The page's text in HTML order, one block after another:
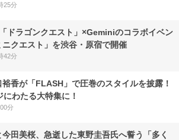
25分
ドラゴンクエスト」×Geminiのコラボイベン
ニクエスト」を渋谷・原宿で開催
42分
香が「FLASH」で圧巻のスタイルを披露！
わたる大特集に！
分
田美桜、急逝した東野圭吾氏へ誓う「多く